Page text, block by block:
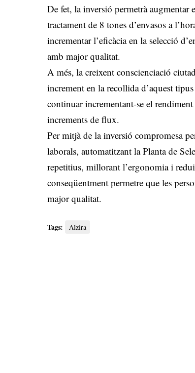
De fet, la inversió permetrà augmentar
tractament de 8 tones d’envasos a
incrementar l’eficàcia en la selecció
amb major qualitat.
A més, la creixent conscienciació
increment en la recollida d’aquest
continuar incrementant-se el
increments de flux.
Per mitjà de la inversió compromesa
laborals, automatitzant la Planta de
repetitius, millorant l’ergonomia i
conseqüentment permetre que les
major qualitat.
Tags: Alzira